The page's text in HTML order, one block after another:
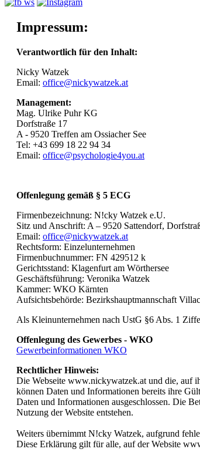
Impressum:
Verantwortlich für den Inhalt:
Nicky Watzek
Email: office@nickywatzek.at
Management:
Mag. Ulrike Puhr KG
Dorfstraße 17
A - 9520 Treffen am Ossiacher See
Tel: +43 699 18 22 94 34
Email: office@psychologie4you.at
Offenlegung gemäß § 5 ECG
Firmenbezeichnung: N!cky Watzek e.U.
Sitz und Anschrift: A – 9520 Sattendorf,
Email: office@nickywatzek.at
Rechtsform: Einzelunternehmen
Firmenbuchnummer: FN 429512 k
Gerichtsstand: Klagenfurt am Wörthersee
Geschäftsführung: Veronika Watzek
Kammer: WKO Kärnten
Aufsichtsbehörde: Bezirkshauptmannschaft
Als Kleinunternehmen nach UstG §6 Abs. 1
Offenlegung des Gewerbes - WKO
Gewerbeinformationen WKO
Rechtlicher Hinweis:
Die Webseite www.nickywatzek.at und die, auf
können Daten und Informationen bereits ihre
Daten und Informationen ausgeschlossen. Die
Nutzung der Website entstehen.
Weiters übernimmt N!cky Watzek, aufgrund
Diese Erklärung gilt für alle, auf der Website